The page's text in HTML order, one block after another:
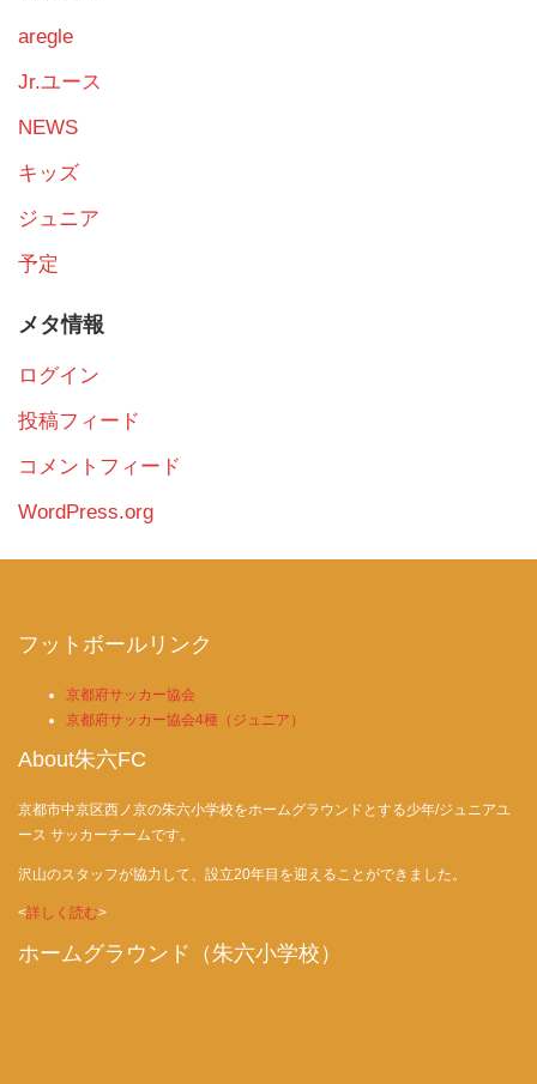
aregle
Jr.ユース
NEWS
キッズ
ジュニア
予定
メタ情報
ログイン
投稿フィード
コメントフィード
WordPress.org
フットボールリンク
京都府サッカー協会
京都府サッカー協会4種（ジュニア）
About朱六FC
京都市中京区西ノ京の朱六小学校をホームグラウンドとする少年/ジュニアユ
ース サッカーチームです。
沢山のスタッフが協力して、設立20年目を迎えることができました。
<詳しく読む>
ホームグラウンド（朱六小学校）